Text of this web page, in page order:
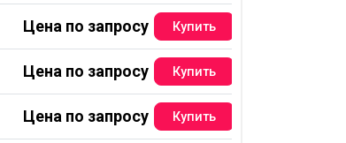
Цена по запросу
Цена по запросу
Цена по запросу